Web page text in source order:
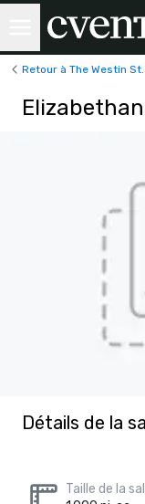
Retour à The Westin
Détails de la
Taille de la